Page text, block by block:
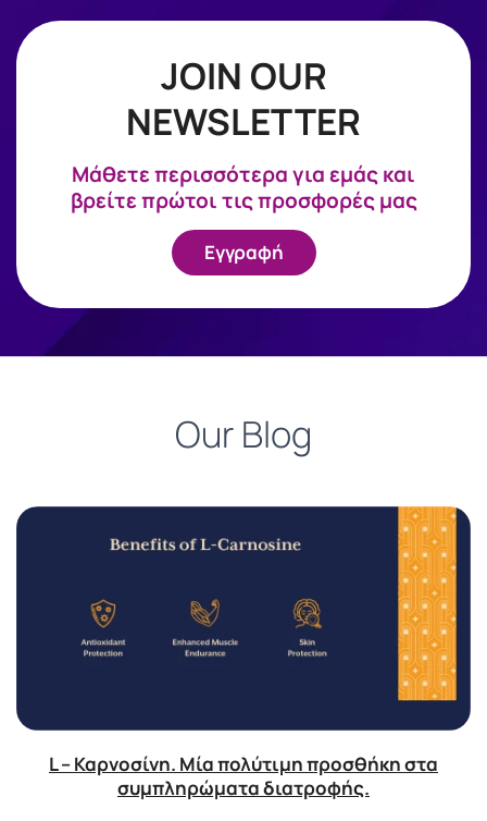
JOIN OUR
NEWSLETTER
Mάθετε περισσότερα για εμάς και
βρείτε πρώτοι τις προσφορές μας
Εγγραφή
Our Blog
L – Καρνοσίνη. Μία πολύτιμη προσθήκη στα
συμπληρώματα διατροφής.